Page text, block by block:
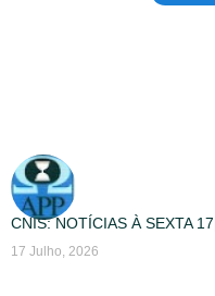
CNIS: NOTÍCIAS À SEXTA
17 Julho, 2026